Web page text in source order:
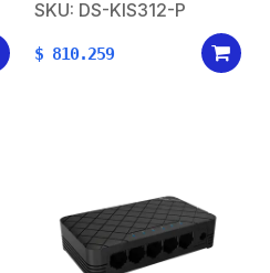
Megapíxel )130° de
Visión (Gran Angular)
SKU: DS-KIS312-P
$ 810.259